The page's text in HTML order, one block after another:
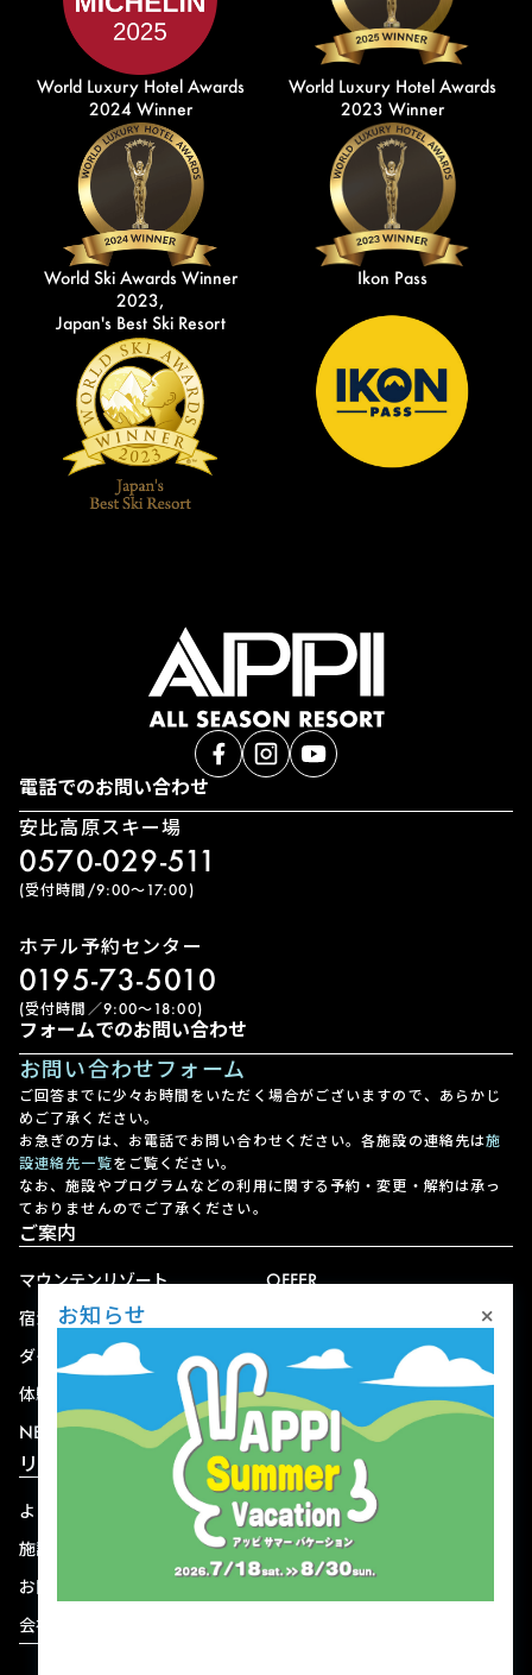
World Luxury Hotel Awards
2024 Winner
World Luxury Hotel Awards
2023 Winner
World Ski Awards Winner
2023,
Japan's Best Ski Resort
Ikon Pass
電話でのお問い合わせ
安比高原スキー場
0570-029-511
(受付時間/9:00〜17:00)
ホテル予約センター
0195-73-5010
(受付時間／9:00〜18:00)
フォームでのお問い合わせ
お問い合わせフォーム
ご回答までに少々お時間をいただく場合がございますので、あらかじ
めご了承ください。
お急ぎの方は、お電話でお問い合わせください。各施設の連絡先は施
設連絡先一覧をご覧ください。
なお、施設やプログラムなどの利用に関する予約・変更・解約は承っ
ておりませんのでご了承ください。
ご案内
マウンテンリゾート
宿泊
ダイニング
体験
NEWS
OFFER
ショップ
リゾート情報
よくある質問
施設連絡先一覧
お問い合わせ
会社概要
関連施設
資料ダウンロード
お知らせ ×